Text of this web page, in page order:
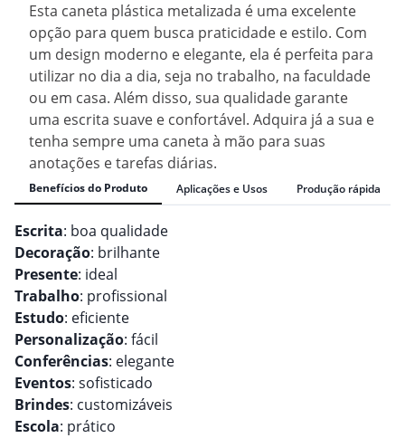
Esta caneta plástica metalizada é uma excelente
opção para quem busca praticidade e estilo. Com
um design moderno e elegante, ela é perfeita para
utilizar no dia a dia, seja no trabalho, na faculdade
ou em casa. Além disso, sua qualidade garante
uma escrita suave e confortável. Adquira já a sua e
tenha sempre uma caneta à mão para suas
anotações e tarefas diárias.
Benefícios do Produto Aplicações e Usos Produção rápida
Escrita: boa qualidade
Decoração: brilhante
Presente: ideal
Trabalho: profissional
Estudo: eficiente
Personalização: fácil
Conferências: elegante
Eventos: sofisticado
Brindes: customizáveis
Escola: prático